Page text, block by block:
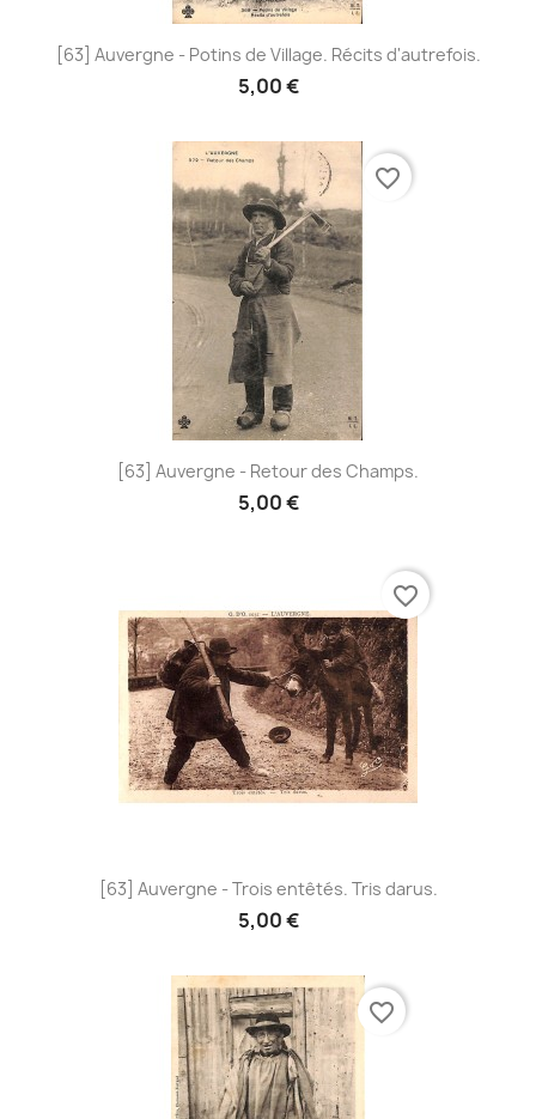
[63] Auvergne - Potins de Village. Récits d'autrefois.
5,00 €
[63] Auvergne - Retour des Champs.
5,00 €
favorite_border
[63] Auvergne - Trois entêtés. Tris darus.
5,00 €
favorite_border
favorite_border